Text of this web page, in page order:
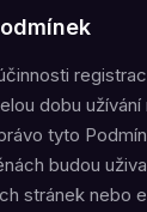
dobu užívání
tyto
budou
stránek nebo